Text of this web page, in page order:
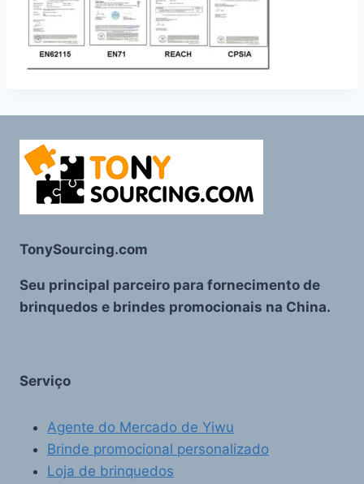
TonySourcing.com
Seu principal parceiro para fornecimento de
brinquedos e brindes promocionais na China.
Serviço
Agente do Mercado de Yiwu
Brinde promocional personalizado
Loja de brinquedos